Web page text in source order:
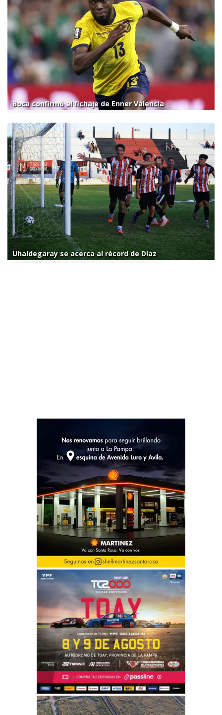
Boca confirmó el fichaje de Enner Valencia
Uhaldegaray se acerca al récord de Díaz